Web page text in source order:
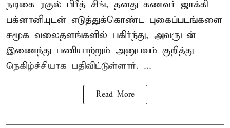
நடிகை ரகுல் பிரீத் சிங், தனது கணவர் ஜாக்கி
பக்னானியுடன் எடுத்துக்கொண்ட புகைப்படங்களை
சமூக வலைதளங்களில் பகிர்ந்து, அவருடன்
இணைந்து பணியாற்றும் அனுபவம் குறித்து
நெகிழ்ச்சியாக பதிவிட்டுள்ளார். ...
Read More